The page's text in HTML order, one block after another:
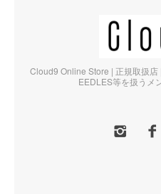
Cloud9 Online Store | 正規取扱店
EEDLES等を扱うメ